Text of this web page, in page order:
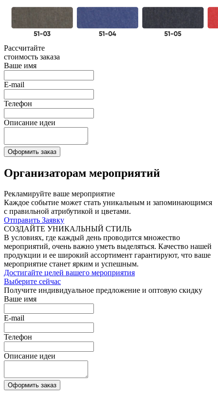
Рассчитайте
стоимость заказа
Ваше имя
E-mail
Телефон
Описание идеи
Оформить заказ
Организаторам мероприятий
Рекламируйте ваше мероприятие
Каждое событие может стать уникальным и запоминающимся
с правильной атрибутикой и цветами.
Отправить Заявку
СОЗДАЙТЕ УНИКАЛЬНЫЙ СТИЛЬ
В условиях, где каждый день проводится множество
мероприятий, очень важно уметь выделяться. Качество нашей
продукции и ее широкий ассортимент гарантируют, что ваше
мероприятие станет ярким и успешным.
Достигайте целей вашего мероприятия
Выберите сейчас
Получите индивидуальное предложение и оптовую скидку
Ваше имя
E-mail
Телефон
Описание идеи
Оформить заказ